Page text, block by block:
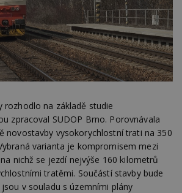
rozhodlo na základě studie
zpracoval SUDOP Brno. Porovnávala
novostavby vysokorychlostní trati na 350
varianta je kompromisem mezi
nichž se jezdí nejvýše 160 kilometrů
tratěmi. Součástí stavby bude
v souladu s územními plány